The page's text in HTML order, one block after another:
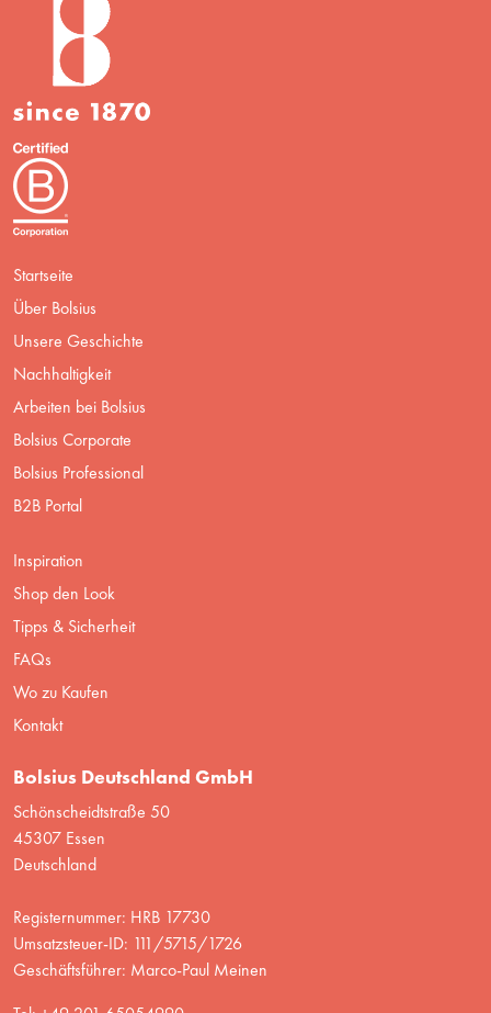
Startseite
Über Bolsius
Unsere Geschichte
Nachhaltigkeit
Arbeiten bei Bolsius
Bolsius Corporate
Bolsius Professional
B2B Portal
Inspiration
Shop den Look
Tipps & Sicherheit
FAQs
Wo zu Kaufen
Kontakt
Bolsius Deutschland GmbH
Schönscheidtstraße 50
45307 Essen
Deutschland
Registernummer: HRB 17730
Umsatzsteuer-ID: 111/5715/1726
Geschäftsführer: Marco-Paul Meinen